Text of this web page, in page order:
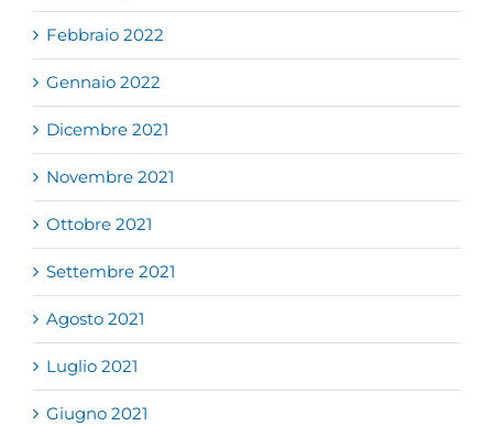
Febbraio 2022
Gennaio 2022
Dicembre 2021
Novembre 2021
Ottobre 2021
Settembre 2021
Agosto 2021
Luglio 2021
Giugno 2021